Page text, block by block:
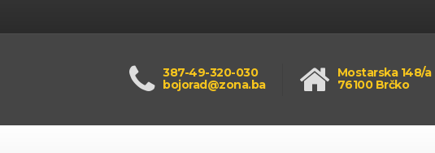
387-49-320-030
bojorad@zona.ba
Mostarska 148/a
76100 Brčko